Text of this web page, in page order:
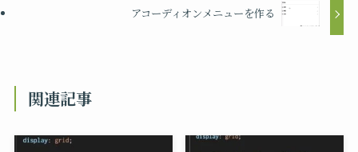
アコーディオンメニューを作る
関連記事